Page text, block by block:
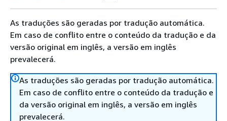
As traduções são geradas por tradução automática.
Em caso de conflito entre o conteúdo da tradução e da
versão original em inglês, a versão em inglês
prevalecerá.
As traduções são geradas por tradução automática.
Em caso de conflito entre o conteúdo da tradução e
da versão original em inglês, a versão em inglês
prevalecerá.